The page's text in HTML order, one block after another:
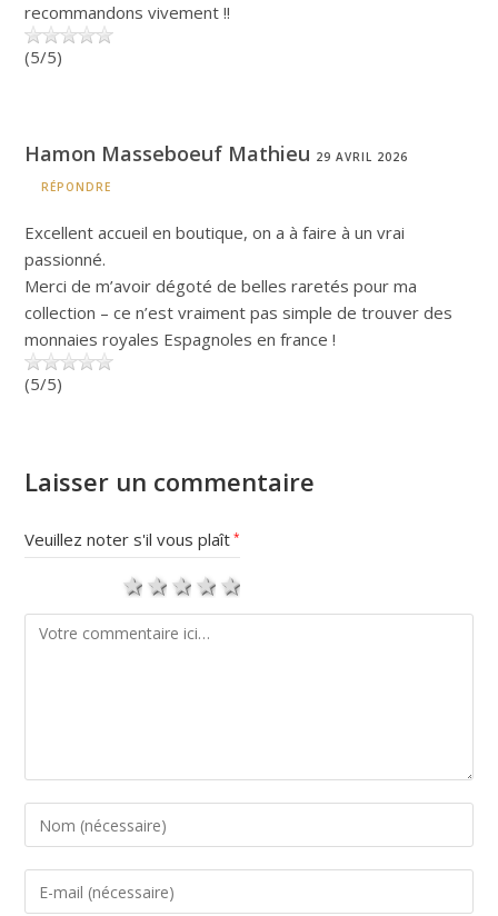
recommandons vivement !!
(5/5)
Hamon Masseboeuf Mathieu 29 AVRIL 2026
RÉPONDRE
Excellent accueil en boutique, on a à faire à un vrai
passionné.
Merci de m’avoir dégoté de belles raretés pour ma
collection – ce n’est vraiment pas simple de trouver des
monnaies royales Espagnoles en france !
(5/5)
Laisser un commentaire
Veuillez noter s'il vous plaît *
4 stars
3 stars
2 stars
1 star